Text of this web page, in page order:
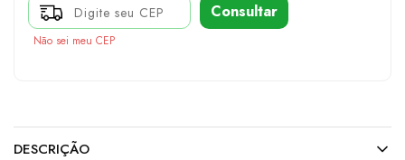
Consultar
Não sei meu CEP
DESCRIÇÃO